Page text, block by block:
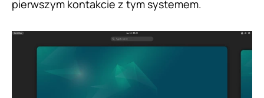
pierwszym kontakcie z tym systemem.